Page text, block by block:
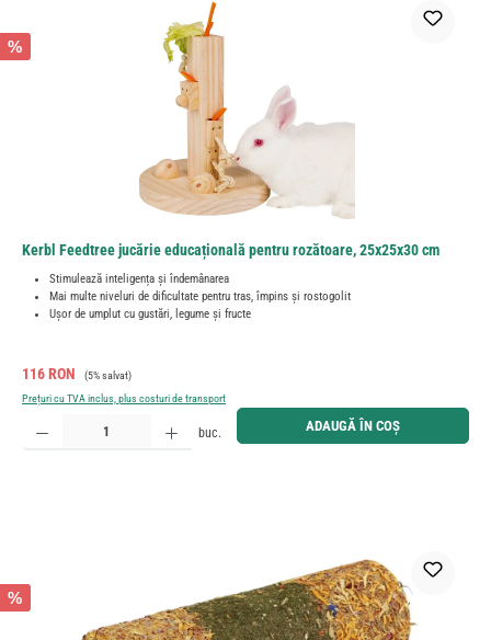
%
Kerbl Feedtree jucărie educațională pentru rozătoare, 25x25x30 cm
Stimulează inteligența și îndemânarea
Mai multe niveluri de dificultate pentru tras, împins și rostogolit
Ușor de umplut cu gustări, legume și fructe
Preț de vânzare:
116 RON Preț obișnuit:
(5% salvat)
Prețuri cu TVA inclus, plus costuri de transport
Cantitate produs: Introduceți cantitatea dorită sau utilizați butoanele pentru a mări sau micșora
buc. ADAUGĂ ÎN COȘ
%